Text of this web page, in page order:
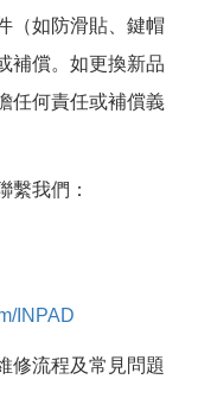
（如防滑貼、鍵帽
補償。如更換新品
任何責任或補償義
繫我們：
INPAD
修流程及常見問題